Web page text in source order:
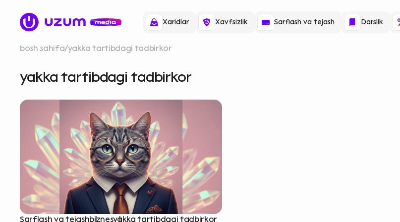
Xaridlar Xavfsizlik Sarflash va tejash Darslik
bosh sahifa yakka tartibdagi tadbirkor
yakka tartibdagi tadbirkor
Sarflash va tejashbiznesyakka tartibdagi tadbirkor